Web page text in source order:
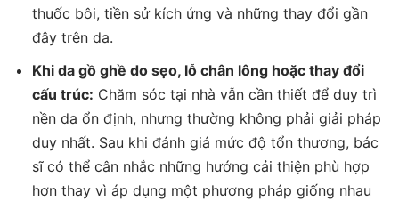
thuốc bôi, tiền sử kích ứng và những thay đổi gần
đây trên da.
Khi da gồ ghề do sẹo, lỗ chân lông hoặc thay đổi
cấu trúc: Chăm sóc tại nhà vẫn cần thiết để duy trì
nền da ổn định, nhưng thường không phải giải pháp
duy nhất. Sau khi đánh giá mức độ tổn thương, bác
sĩ có thể cân nhắc những hướng cải thiện phù hợp
hơn thay vì áp dụng một phương pháp giống nhau